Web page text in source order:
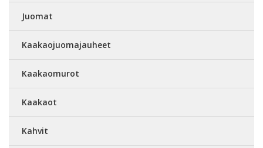
Juomat
Kaakaojuomajauheet
Kaakaomurot
Kaakaot
Kahvit